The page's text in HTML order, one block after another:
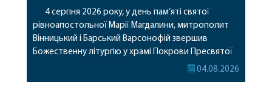
4 серпня 2026 року, у день пам’яті святої
рівноапостольної Марії Магдалини, митрополит
Вінницький і Барський Варсонофій звершив
Божественну літургію у храмі Покрови Пресвятої
Богородиці села Терешки Барського благочиння.
04.08.2026